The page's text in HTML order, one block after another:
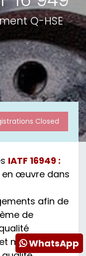
Q-HSE
Closed
IATF 16949 :
œuvre dans
afin de
de
méthodes
WhatsApp